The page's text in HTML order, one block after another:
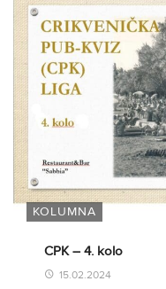
KOLUMNA
CPK – 4. kolo
15.02.2024